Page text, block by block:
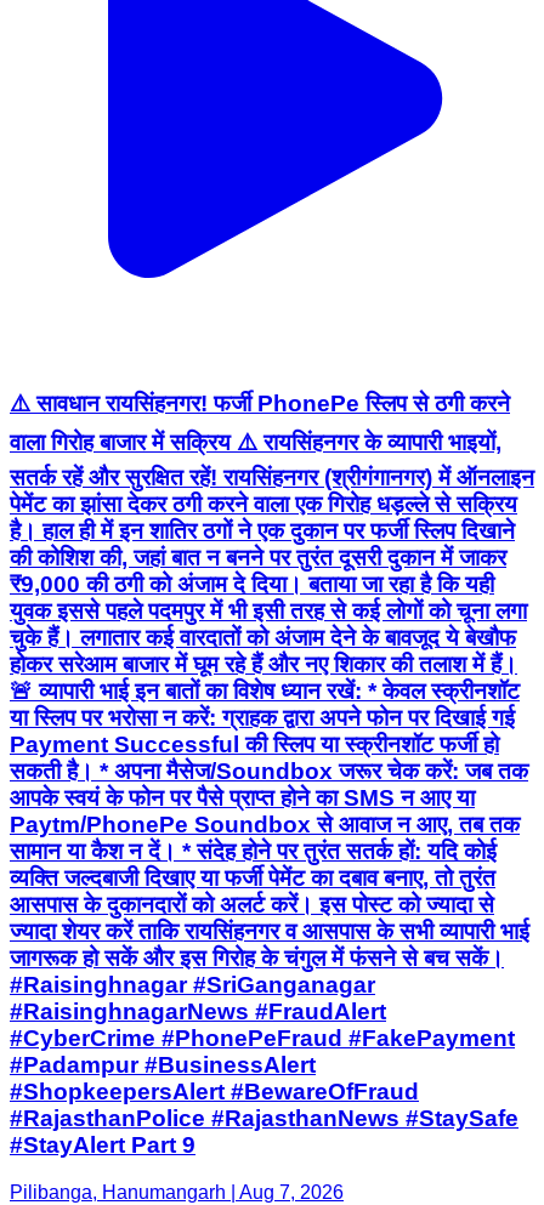
⚠️ सावधान रायसिंहनगर! फर्जी PhonePe स्लिप से ठगी करने
वाला गिरोह बाजार में सक्रिय ⚠️ रायसिंहनगर के व्यापारी भाइयों,
सतर्क रहें और सुरक्षित रहें! रायसिंहनगर (श्रीगंगानगर) में ऑनलाइन
पेमेंट का झांसा देकर ठगी करने वाला एक गिरोह धड़ल्ले से सक्रिय
है। हाल ही में इन शातिर ठगों ने एक दुकान पर फर्जी स्लिप दिखाने
की कोशिश की, जहां बात न बनने पर तुरंत दूसरी दुकान में जाकर
₹9,000 की ठगी को अंजाम दे दिया। बताया जा रहा है कि यही
युवक इससे पहले पदमपुर में भी इसी तरह से कई लोगों को चूना लगा
चुके हैं। लगातार कई वारदातों को अंजाम देने के बावजूद ये बेखौफ
होकर सरेआम बाजार में घूम रहे हैं और नए शिकार की तलाश में हैं।
🚨 व्यापारी भाई इन बातों का विशेष ध्यान रखें: * केवल स्क्रीनशॉट
या स्लिप पर भरोसा न करें: ग्राहक द्वारा अपने फोन पर दिखाई गई
Payment Successful की स्लिप या स्क्रीनशॉट फर्जी हो
सकती है। * अपना मैसेज/Soundbox जरूर चेक करें: जब तक
आपके स्वयं के फोन पर पैसे प्राप्त होने का SMS न आए या
Paytm/PhonePe Soundbox से आवाज न आए, तब तक
सामान या कैश न दें। * संदेह होने पर तुरंत सतर्क हों: यदि कोई
व्यक्ति जल्दबाजी दिखाए या फर्जी पेमेंट का दबाव बनाए, तो तुरंत
आसपास के दुकानदारों को अलर्ट करें। इस पोस्ट को ज्यादा से
ज्यादा शेयर करें ताकि रायसिंहनगर व आसपास के सभी व्यापारी भाई
जागरूक हो सकें और इस गिरोह के चंगुल में फंसने से बच सकें।
#Raisinghnagar #SriGanganagar
#RaisinghnagarNews #FraudAlert
#CyberCrime #PhonePeFraud #FakePayment
#Padampur #BusinessAlert
#ShopkeepersAlert #BewareOfFraud
#RajasthanPolice #RajasthanNews #StaySafe
#StayAlert Part 9
Pilibanga, Hanumangarh | Aug 7, 2026